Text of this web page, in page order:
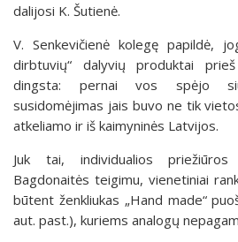
dalijosi K. Šutienė.
V. Senkevičienė kolegę papildė,
dirbtuvių“ dalyvių produktai
dingsta: pernai vos spėjo
susidomėjimas jais buvo ne tik
atkeliamo ir iš kaimyninės Latvijos.
Juk tai, individualios
Bagdonaitės teigimu, vienetiniai
būtent ženkliukas „Hand made“
aut. past.), kuriems analogų